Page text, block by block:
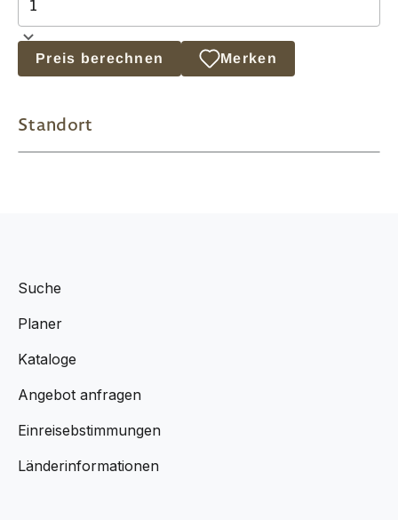
Preis berechnen Merken
Standort
Suche
Planer
Kataloge
Angebot anfragen
Einreisebstimmungen
Länderinformationen